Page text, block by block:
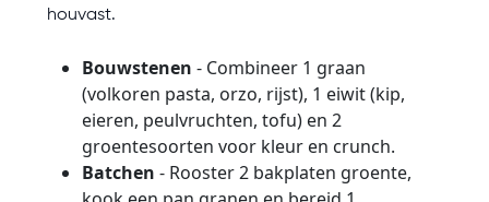
houvast.
Bouwstenen - Combineer 1 graan
(volkoren pasta, orzo, rijst), 1 eiwit (kip,
eieren, peulvruchten, tofu) en 2
groentesoorten voor kleur en crunch.
Batchen - Rooster 2 bakplaten groente,